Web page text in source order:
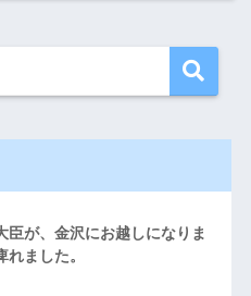
臣が、金沢にお越しになりま
れました。